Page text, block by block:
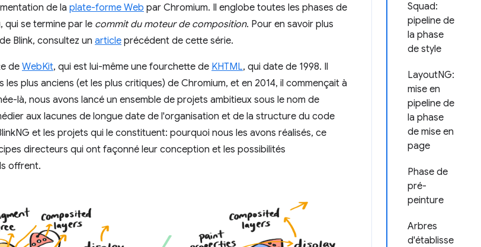
Squad:
pipeline de
la phase
de style
LayoutNG:
mise en
pipeline de
la phase
de mise en
page
Phase de
pré-
peinture
Arbres
d'établisse
de la plate-forme Web par Chromium. Il englobe toutes les phases de
qui se termine par le commit du moteur de composition. Pour en savoir plus
Blink, consultez un article précédent de cette série.
de WebKit, qui est lui-même une fourchette de KHTML, qui date de 1998. Il
plus anciens (et les plus critiques) de Chromium, et en 2014, il commençait à
là, nous avons lancé un ensemble de projets ambitieux sous le nom de
aux lacunes de longue date de l'organisation et de la structure du code
et les projets qui le constituent: pourquoi nous les avons réalisés, ce
directeurs qui ont façonné leur conception et les possibilités
offrent.